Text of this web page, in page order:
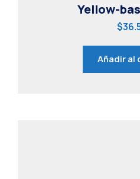
Yellow-
$
Añadir al